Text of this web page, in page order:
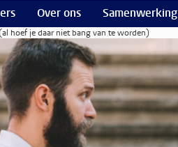
Over ons Samenwerking
hoef je daar niet bang van te worden)